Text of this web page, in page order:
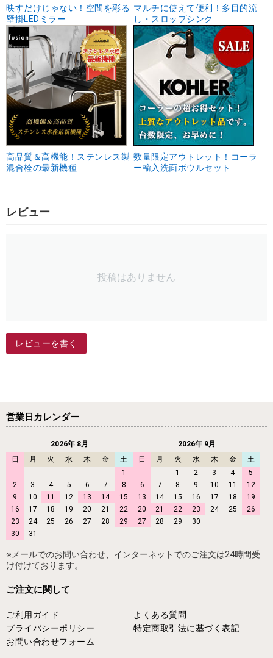
映すだけじゃない！空間を彩る
壁掛LEDミラー
マルチに使えて便利！多目的流
し・スロップシンク
高品質＆高機能！ステンレス製
混合栓の最新機種
数量限定アウトレット！コーラ
ー輸入洗面ボウルセット
レビュー
投稿はありません
レビューを書く
営業日カレンダー
2026年 8月
日
月 火 水 木 金
土
1
2
3 4 5 6 7
8
9
10 11 12 13 14
15
16
17 18 19 20 21
22
23
24 25 26 27 28
29
30
31
2026年 9月
日
月 火 水 木 金
土
1
2 3 4
5
6
7 8 9 10 11
12
13
14 15 16 17 18
19
20
21 22 23 24 25
26
27
28 29 30
※メールでのお問い合わせ、インターネットでのご注文は24時間受
け付けております。
ご注文に関して
ご利用ガイド
よくある質問
プライバシーポリシー
特定商取引法に基づく表記
お問い合わせフォーム